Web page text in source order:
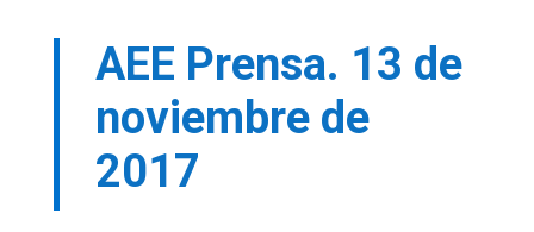
AEE Prensa. 13 de
noviembre de
2017